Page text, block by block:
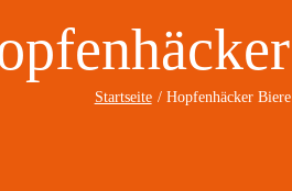
Startseite Hopfenhäcker Biere